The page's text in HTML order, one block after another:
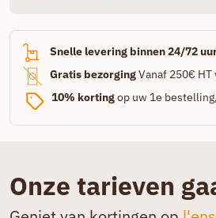
Snelle levering binnen 24/72
Gratis bezorgingVanaf 250€ HT
10% kortingop uw 1e bestelling,
Onze tarieven